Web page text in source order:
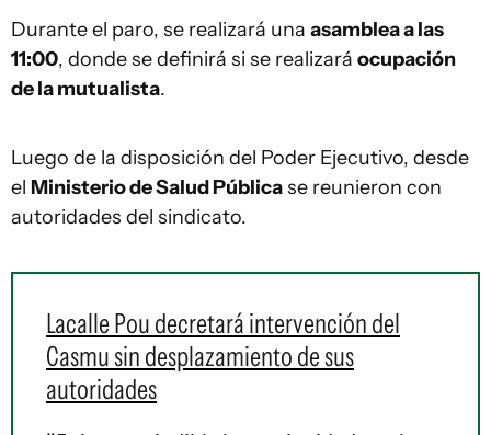
Durante el paro, se realizará una asamblea a las
11:00, donde se definirá si se realizará ocupación
de la mutualista.
Luego de la disposición del Poder Ejecutivo, desde
el Ministerio de Salud Públicase reunieron con
autoridades del sindicato.
Lacalle Pou decretará intervención del
Casmu sin desplazamiento de sus
autoridades